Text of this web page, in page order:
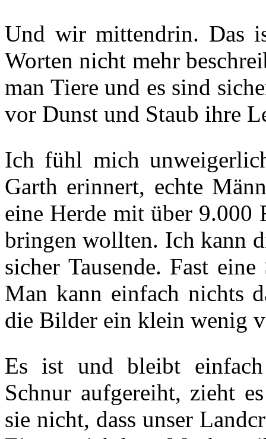
Und wir mittendrin. Das
Worten nicht mehr
man Tiere und es sind
vor Dunst und Staub ihre
Ich fühl mich
Garth erinnert, echte
eine Herde mit über 9.000
bringen wollten. Ich kann
sicher Tausende. Fast
Man kann einfach nichts
die Bilder ein klein wenig
Es ist und bleibt
Schnur aufgereiht, zieht
sie nicht, dass unser